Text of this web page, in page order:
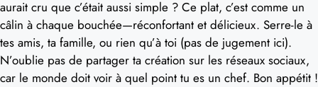
aurait cru que c’était aussi simple ? Ce plat, c’est comme un
câlin à chaque bouchée—réconfortant et délicieux. Serre-le à
tes amis, ta famille, ou rien qu’à toi (pas de jugement ici).
N’oublie pas de partager ta création sur les réseaux sociaux,
car le monde doit voir à quel point tu es un chef. Bon appétit !